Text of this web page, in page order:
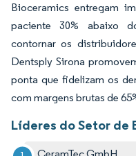
Bioceramics entregam
paciente 30% abaixo
contornar os
Dentsply Sirona
ponta que fidelizam os
com margens brutas de
Líderes do Setor de